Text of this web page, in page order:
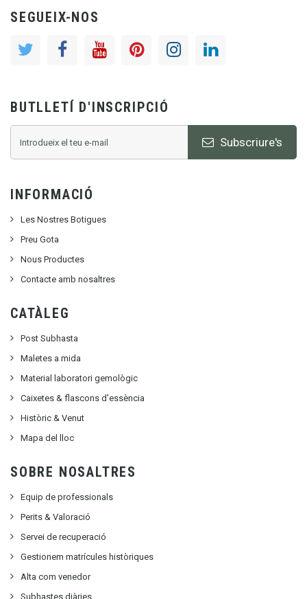
SEGUEIX-NOS
BUTLLETÍ D'INSCRIPCIÓ
Subscriure's
INFORMACIÓ
Les Nostres Botigues
Preu Gota
Nous Productes
Contacte amb nosaltres
CATÀLEG
Post Subhasta
Maletes a mida
Material laboratori gemològic
Caixetes & flascons d'essència
Històric & Venut
Mapa del lloc
SOBRE NOSALTRES
Equip de professionals
Perits & Valoració
Servei de recuperació
Gestionem matrícules històriques
Alta com venedor
Subhastes diàries